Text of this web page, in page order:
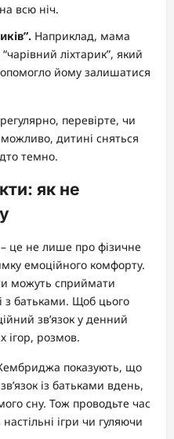
всю ніч.
Наприклад, мама
ліхтарик”, який
йому залишатися
перевірте, чи
дитині сняться
темно.
як не
– це не лише про фізичне
емоційного комфорту.
можуть сприймати
з батьками. Щоб цього
зв’язок у денний
ігор, розмов.
показують, що
із батьками вдень,
сну. Тож проводьте час
ігри чи гуляючи